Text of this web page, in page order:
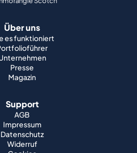
Über uns
es funktioniert
Presse
Magazin
Support
AGB
Impressum
Datenschutz
Widerruf